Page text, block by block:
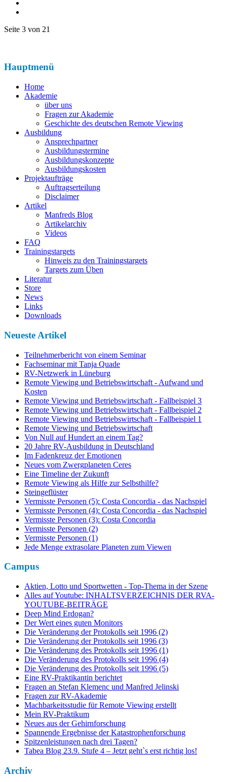
Seite 3 von 21
Hauptmenü
Home
Akademie
über uns
Fragen zur Akademie
Geschichte des deutschen Remote Viewing
Ausbildung
Ansprechpartner
Ausbildungstermine
Ausbildungskonzepte
Ausbildungskosten
Projektaufträge
Auftragserteilung
Disclaimer
Artikel
Manfreds Blog
Artikelarchiv
Videos
FAQ
Trainingstargets
Hinweis zu den Trainingstargets
Targets zum Üben
Literatur
Store
News
Links
Downloads
Neueste Artikel
Teilnehmerbericht von einem Seminar
Fachseminar mit Tanja Quade
RV-Netzwerk in Lüneburg
Remote Viewing und Betriebswirtschaft - Aufwand und
Kosten
Remote Viewing und Betriebswirtschaft - Fallbeispiel 3
Remote Viewing und Betriebswirtschaft - Fallbeispiel 2
Remote Viewing und Betriebswirtschaft - Fallbeispiel 1
Remote Viewing und Betriebswirtschaft
Von Null auf Hundert an einem Tag?
20 Jahre RV-Ausbildung in Deutschland
Im Fadenkreuz der Emotionen
Neues vom Zwergplaneten Ceres
Eine Timeline der Zukunft
Remote Viewing als Hilfe zur Selbsthilfe?
Steingeflüster
Vermisste Personen (5): Costa Concordia - das Nachspiel
Vermisste Personen (4): Costa Concordia - das Nachspiel
Vermisste Personen (3): Costa Concordia
Vermisste Personen (2)
Vermisste Personen (1)
Jede Menge extrasolare Planeten zum Viewen
Campus
Aktien, Lotto und Sportwetten - Top-Thema in der Szene
Alles auf Youtube: INHALTSVERZEICHNIS DER RVA-
YOUTUBE-BEITRÄGE
Deep Mind Erdogan?
Der Wert eines guten Monitors
Die Veränderung der Protokolls seit 1996 (2)
Die Veränderung der Protokolls seit 1996 (3)
Die Veränderung des Protokolls seit 1996 (1)
Die Veränderung des Protokolls seit 1996 (4)
Die Veränderung des Protokolls seit 1996 (5)
Eine RV-Praktikantin berichtet
Fragen an Stefan Klemenc und Manfred Jelinski
Fragen zur RV-Akademie
Machbarkeitsstudie für Remote Viewing erstellt
Mein RV-Praktikum
Neues aus der Gehirnforschung
Spannende Ergebnisse der Katastrophenforschung
Spitzenleistungen nach drei Tagen?
Tabea Blog 23.9. Stufe 4 – Jetzt geht`s erst richtig los!
Archiv